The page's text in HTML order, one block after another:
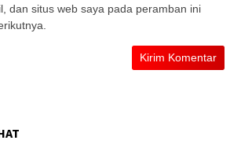
dan situs web saya pada peramban ini